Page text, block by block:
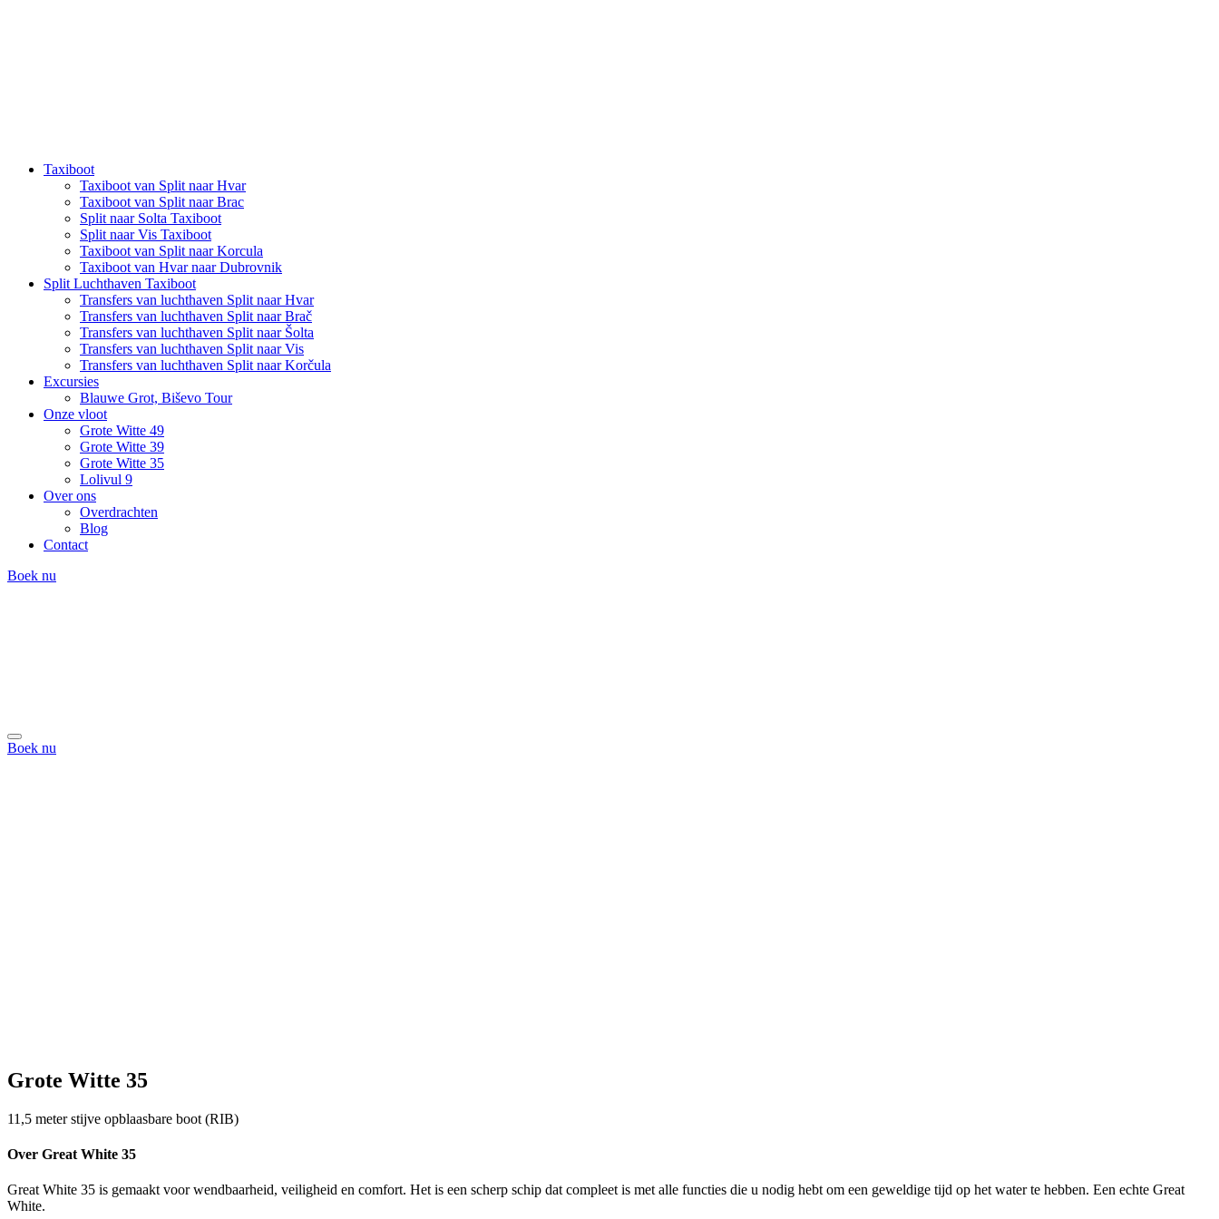
Taxiboot
Taxiboot van Split naar Hvar
Taxiboot van Split naar Brac
Split naar Solta Taxiboot
Split naar Vis Taxiboot
Taxiboot van Split naar Korcula
Taxiboot van Hvar naar Dubrovnik
Split Luchthaven Taxiboot
Transfers van luchthaven Split naar Hvar
Transfers van luchthaven Split naar Brač
Transfers van luchthaven Split naar Šolta
Transfers van luchthaven Split naar Vis
Transfers van luchthaven Split naar Korčula
Excursies
Blauwe Grot, Biševo Tour
Onze vloot
Grote Witte 49
Grote Witte 39
Grote Witte 35
Lolivul 9
Over ons
Overdrachten
Blog
Contact
Boek nu
Boek nu
Grote Witte 35
11,5 meter stijve opblaasbare boot (RIB)
Over Great White 35
Great White 35 is gemaakt voor wendbaarheid, veiligheid en comfort. Het is een scherp schip dat compleet is met alle functies die u nodig hebt om een geweldige tijd op het water te hebben. Een echte Great
White.